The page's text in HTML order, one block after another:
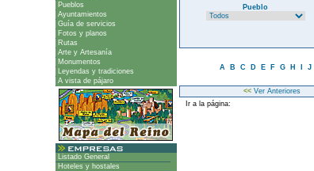
Pueblos
Ayuntamientos
Guía de servicios
Fotos y planos
Rutas
Arte y Artesanía
Monumentos
Leyendas y tradiciones
A vista de pájaro
Listado General
Hoteles y hostales
Pueblo
A B C D E F G H J
<<Ver Anteriores
Ir a la página: